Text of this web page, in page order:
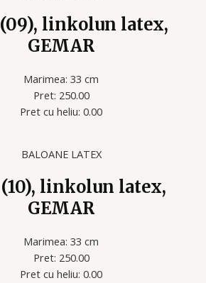
(09), linkolun latex,
GEMAR
Marimea: 33 cm
Pret: 250.00
Pret cu heliu: 0.00
BALOANE LATEX
(10), linkolun latex,
GEMAR
Marimea: 33 cm
Pret: 250.00
Pret cu heliu: 0.00